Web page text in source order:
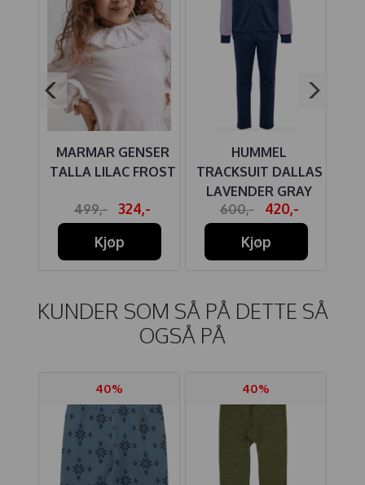
MARMAR GENSER
TALLA LILAC FROST
499,-
324,-
Kjøp
HUMMEL
TRACKSUIT DALLAS
LAVENDER GRAY
600,-
420,-
Kjøp
KUNDER SOM SÅ PÅ DETTE SÅ
OGSÅ PÅ
40% 40%